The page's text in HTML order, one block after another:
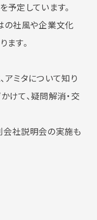
予定しています。
の社風や企業文化
ます。
アミタについて知り
けて、疑問解消・交
社説明会の実施も